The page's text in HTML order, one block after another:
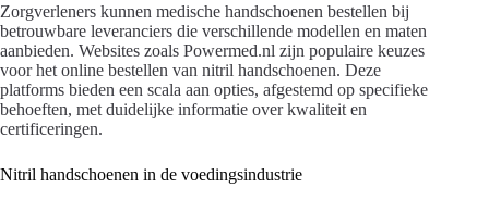
Zorgverleners kunnen medische handschoenen bestellen bij
betrouwbare leveranciers die verschillende modellen en maten
aanbieden. Websites zoals Powermed.nl zijn populaire keuzes
voor het online bestellen van nitril handschoenen. Deze
platforms bieden een scala aan opties, afgestemd op specifieke
behoeften, met duidelijke informatie over kwaliteit en
certificeringen.
Nitril handschoenen in de voedingsindustrie